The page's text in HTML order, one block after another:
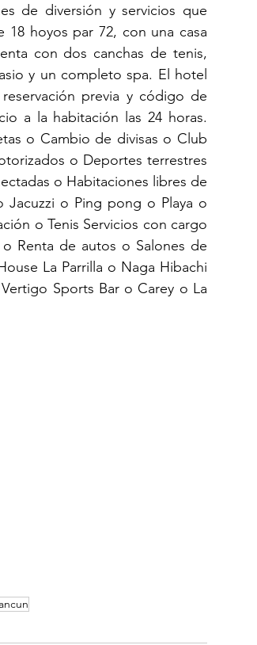
de diversión y servicios que
hoyos par 72, con una casa
con dos canchas de tenis,
y un completo spa. El hotel
previa y código de
a la habitación las 24 horas.
o Cambio de divisas o Club
o Deportes terrestres
o Habitaciones libres de
Jacuzzi o Ping pong o Playa o
o Tenis Servicios con cargo
Renta de autos o Salones de
La Parrilla o Naga Hibachi
Sports Bar o Carey o La